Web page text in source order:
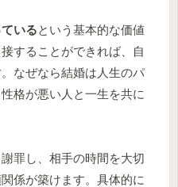
いるという基本的な価値
することができれば、自
なぜなら結婚は人生のパ
格が悪い人と一生を共に
罪し、相手の時間を大切
係が築けます。具体的に